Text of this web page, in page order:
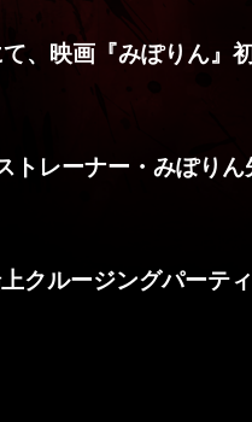
、映画『みぽりん』
トレーナー・みぽりん
クルージングパーテ